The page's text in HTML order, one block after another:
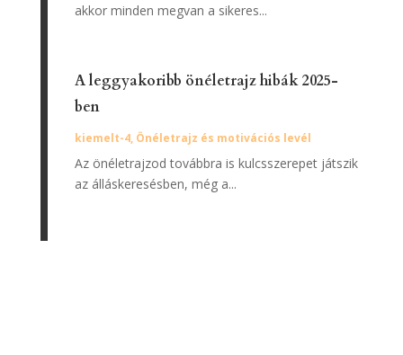
akkor minden megvan a sikeres...
A leggyakoribb önéletrajz hibák 2025-
ben
kiemelt-4, Önéletrajz és motivációs levél
Az önéletrajzod továbbra is kulcsszerepet játszik
az álláskeresésben, még a...